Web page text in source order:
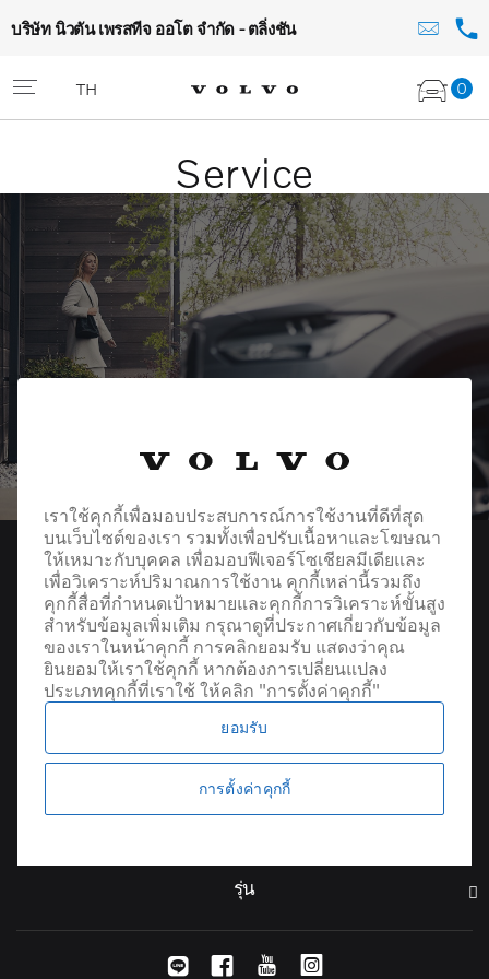
บริษัท นิวตัน เพรสทีจ ออโต จำกัด - ตลิ่งชัน
0
TH
Service
Volvo Selekt
ค้นหาผู้จัดจำหน่าย
รุ่น
เราใช้คุกกี้เพื่อมอบประสบการณ์การใช้งานที่ดีที่สุด
บนเว็บไซต์ของเรา รวมทั้งเพื่อปรับเนื้อหาและโฆษณา
ให้เหมาะกับบุคคล เพื่อมอบฟีเจอร์โซเชียลมีเดียและ
เพื่อวิเคราะห์ปริมาณการใช้งาน คุกกี้เหล่านี้รวมถึง
คุกกี้สื่อที่กำหนดเป้าหมายและคุกกี้การวิเคราะห์ขั้นสูง
สำหรับข้อมูลเพิ่มเติม กรุณาดูที่ประกาศเกี่ยวกับข้อมูล
ของเราในหน้าคุกกี้ การคลิกยอมรับ แสดงว่าคุณ
ยินยอมให้เราใช้คุกกี้ หากต้องการเปลี่ยนแปลง
ประเภทคุกกี้ที่เราใช้ ให้คลิก "การตั้งค่าคุกกี้"
ยอมรับ
การตั้งค่าคุกกี้